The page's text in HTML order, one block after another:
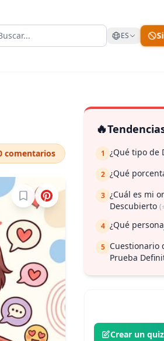
ES
comentarios
Inicia sesión para guardar
🔥
1 ¿Qué tipo de
2 ¿Qué
3 ¿Cuál es mi
Descubierto
4 ¿Qué
5 Cuestionario
Prueba
Crear un quiz